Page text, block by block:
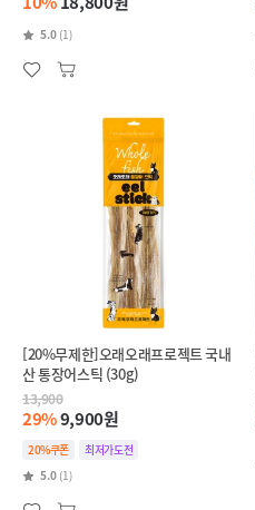
5.0 (1)
[20%무제한]오래오래프로젝트 국내
산 통장어스틱 (30g)
13,900
29%9,900원
20%쿠폰
최저가도전
5.0 (1)